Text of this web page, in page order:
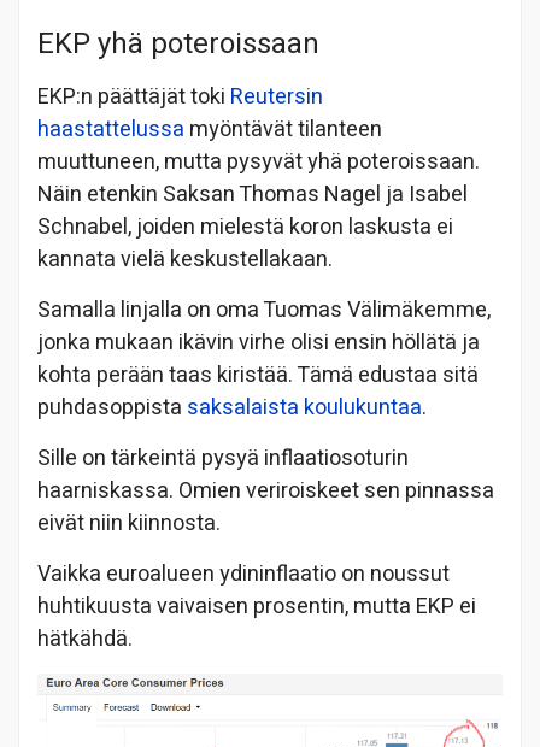
EKP yhä poteroissaan
EKP:n päättäjät toki Reutersin
haastattelussa myöntävät tilanteen
muuttuneen, mutta pysyvät yhä poteroissaan.
Näin etenkin Saksan Thomas Nagel ja Isabel
Schnabel, joiden mielestä koron laskusta ei
kannata vielä keskustellakaan.
Samalla linjalla on oma Tuomas Välimäkemme,
jonka mukaan ikävin virhe olisi ensin höllätä ja
kohta perään taas kiristää. Tämä edustaa sitä
puhdasoppista saksalaista koulukuntaa.
Sille on tärkeintä pysyä inflaatiosoturin
haarniskassa. Omien veriroiskeet sen pinnassa
eivät niin kiinnosta.
Vaikka euroalueen ydininflaatio on noussut
huhtikuusta vaivaisen prosentin, mutta EKP ei
hätkähdä.